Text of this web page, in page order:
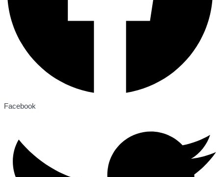
Facebook